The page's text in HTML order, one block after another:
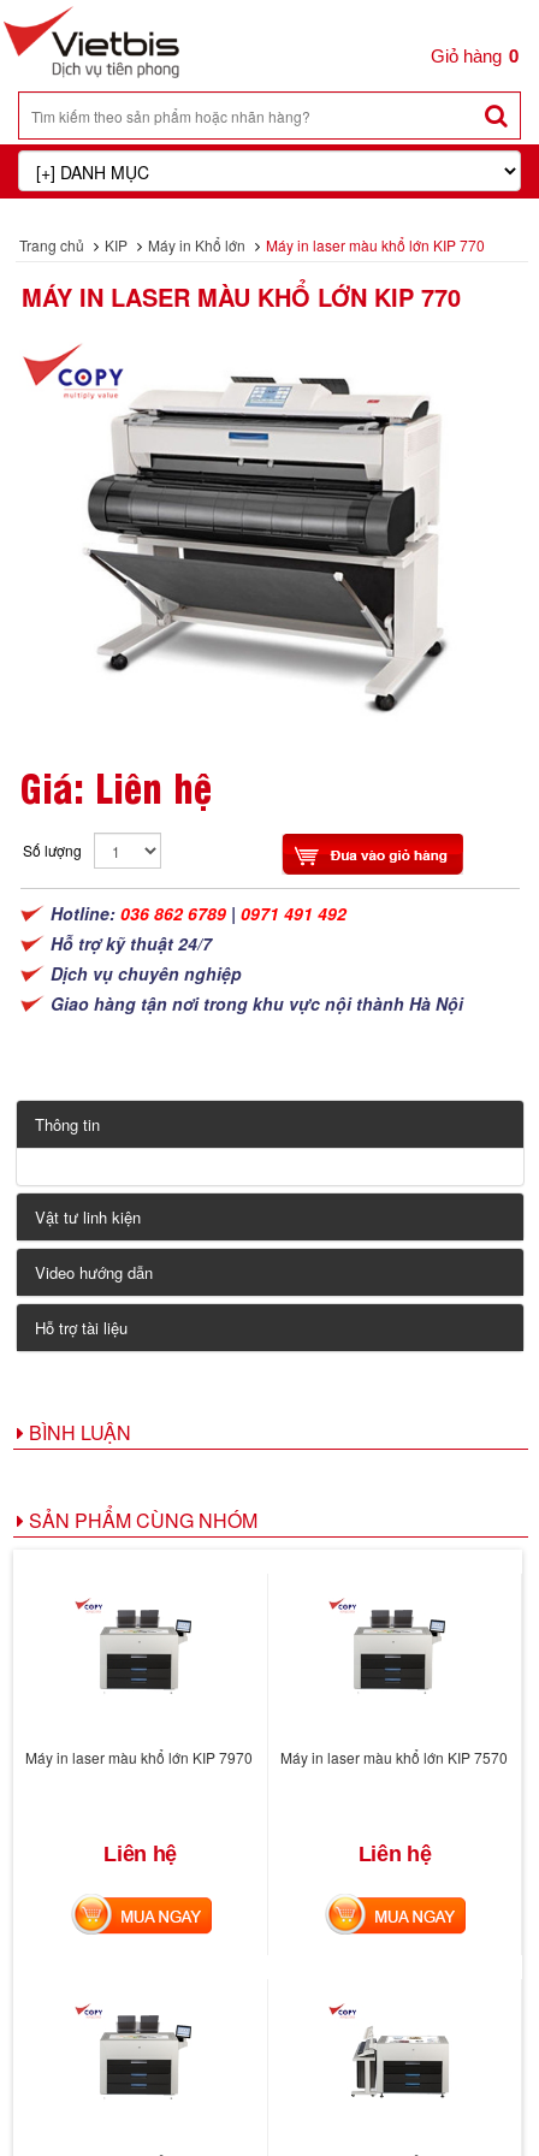
0
Trang chủ KIP Máy in Khổ lớn Máy in laser màu khổ lớn KIP 770
MÁY IN LASER MÀU KHỔ LỚN KIP 770
Giá: Liên hệ
Số lượng
Hotline: 036 862 6789 | 0971 491 492
Hỗ trợ kỹ thuật 24/7
Dịch vụ chuyên nghiệp
Giao hàng tận nơi trong khu vực nội thành Hà Nội
Thông tin
Vật tư linh kiện
Video hướng dẫn
Hỗ trợ tài liệu
BÌNH LUẬN
SẢN PHẨM CÙNG NHÓM
Máy in laser màu khổ lớn KIP 7970
Liên hệ
MUA NGAY
Máy in laser màu khổ lớn KIP 7570
Liên hệ
MUA NGAY